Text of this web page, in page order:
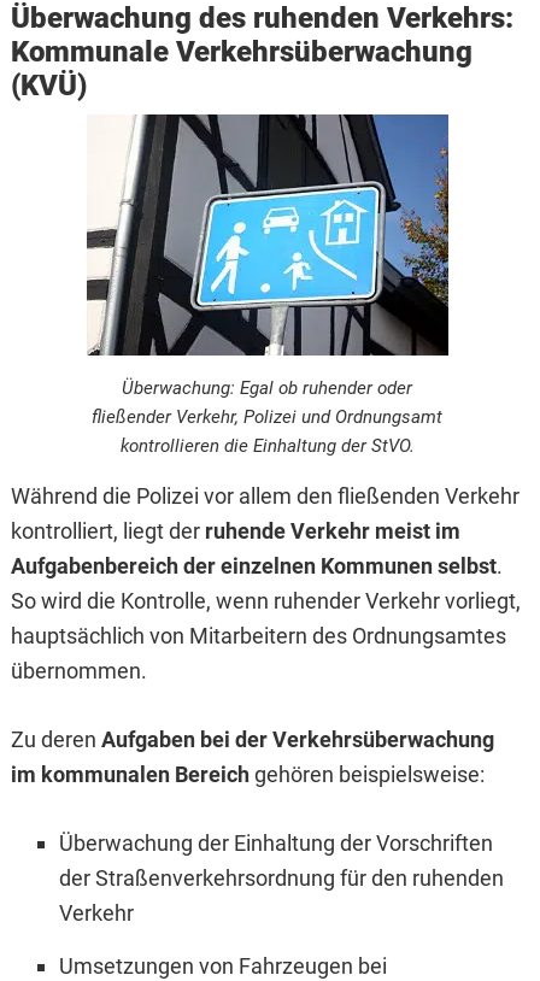
Überwachung des ruhenden Verkehrs:
Kommunale Verkehrsüberwachung
(KVÜ)
Überwachung: Egal ob ruhender oder
fließender Verkehr, Polizei und Ordnungsamt
kontrollieren die Einhaltung der StVO.
Während die Polizei vor allem den fließenden Verkehr
kontrolliert, liegt der ruhende Verkehr meist im
Aufgabenbereich der einzelnen Kommunen selbst.
So wird die Kontrolle, wenn ruhender Verkehr vorliegt,
hauptsächlich von Mitarbeitern des Ordnungsamtes
übernommen.
Zu deren Aufgaben bei der Verkehrsüberwachung
im kommunalen Bereichgehören beispielsweise:
Überwachung der Einhaltung der Vorschriften
der Straßenverkehrsordnung für den ruhenden
Verkehr
Umsetzungen von Fahrzeugen bei